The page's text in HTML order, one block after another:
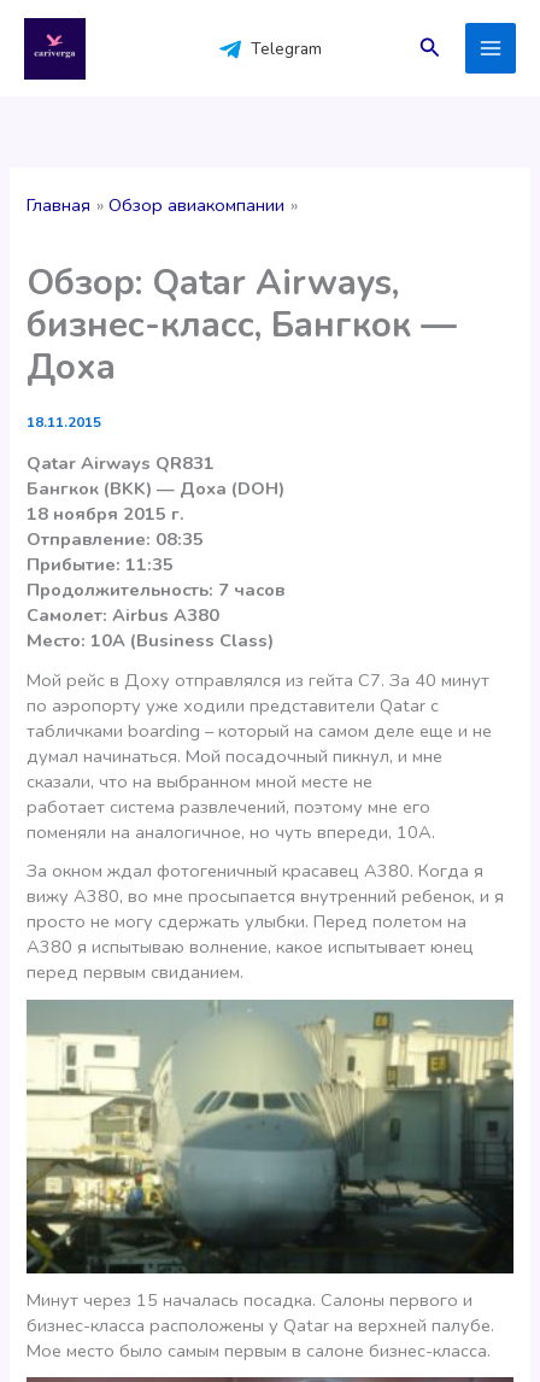
содержимому
Telegram Поиск
Главная Обзор авиакомпании
Обзор: Qatar Airways,
бизнес-класс, Бангкок —
Доха
18.11.2015
Qatar Airways QR831
Бангкок (BKK) — Доха (DOH)
18 ноября 2015 г.
Отправление: 08:35
Прибытие: 11:35
Продолжительность: 7 часов
Самолет: Airbus A380
Место: 10A (Business Class)
Мой рейс в Доху отправлялся из гейта С7. За 40 минут
по аэропорту уже ходили представители Qatar с
табличками boarding – который на самом деле еще и не
думал начинаться. Мой посадочный пикнул, и мне
сказали, что на выбранном мной месте не
работает система развлечений, поэтому мне его
поменяли на аналогичное, но чуть впереди, 10А.
За окном ждал фотогеничный красавец А380. Когда я
вижу А380, во мне просыпается внутренний ребенок, и я
просто не могу сдержать улыбки. Перед полетом на
А380 я испытываю волнение, какое испытывает юнец
перед первым свиданием.
Минут через 15 началась посадка. Салоны первого и
бизнес-класса расположены у Qatar на верхней палубе.
Мое место было самым первым в салоне бизнес-класса.